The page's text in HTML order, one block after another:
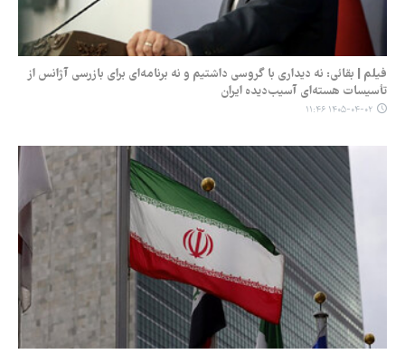
فیلم | بقائی: نه دیداری با گروسی داشتیم و نه برنامه‌ای برای بازرسی آژانس از
تأسیسات هسته‌ای آسیب‌دیده ایران
۱۴۰۵-۰۴-۰۲ ۱۱:۴۶